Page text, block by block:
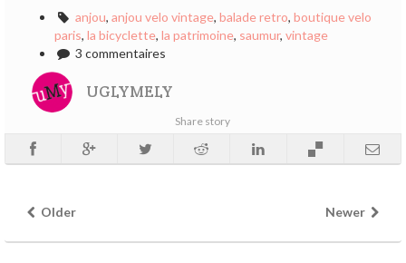
anjou, anjou velo vintage, balade retro, boutique velo
paris, la bicyclette, la patrimoine, saumur, vintage
3 commentaires
UGLYMELY
Share story
Older Newer